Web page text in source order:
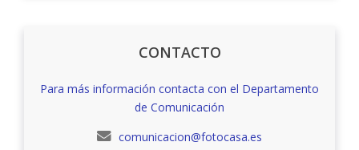
CONTACTO
Para más información contacta con el Departamento
de Comunicación
comunicacion@fotocasa.es